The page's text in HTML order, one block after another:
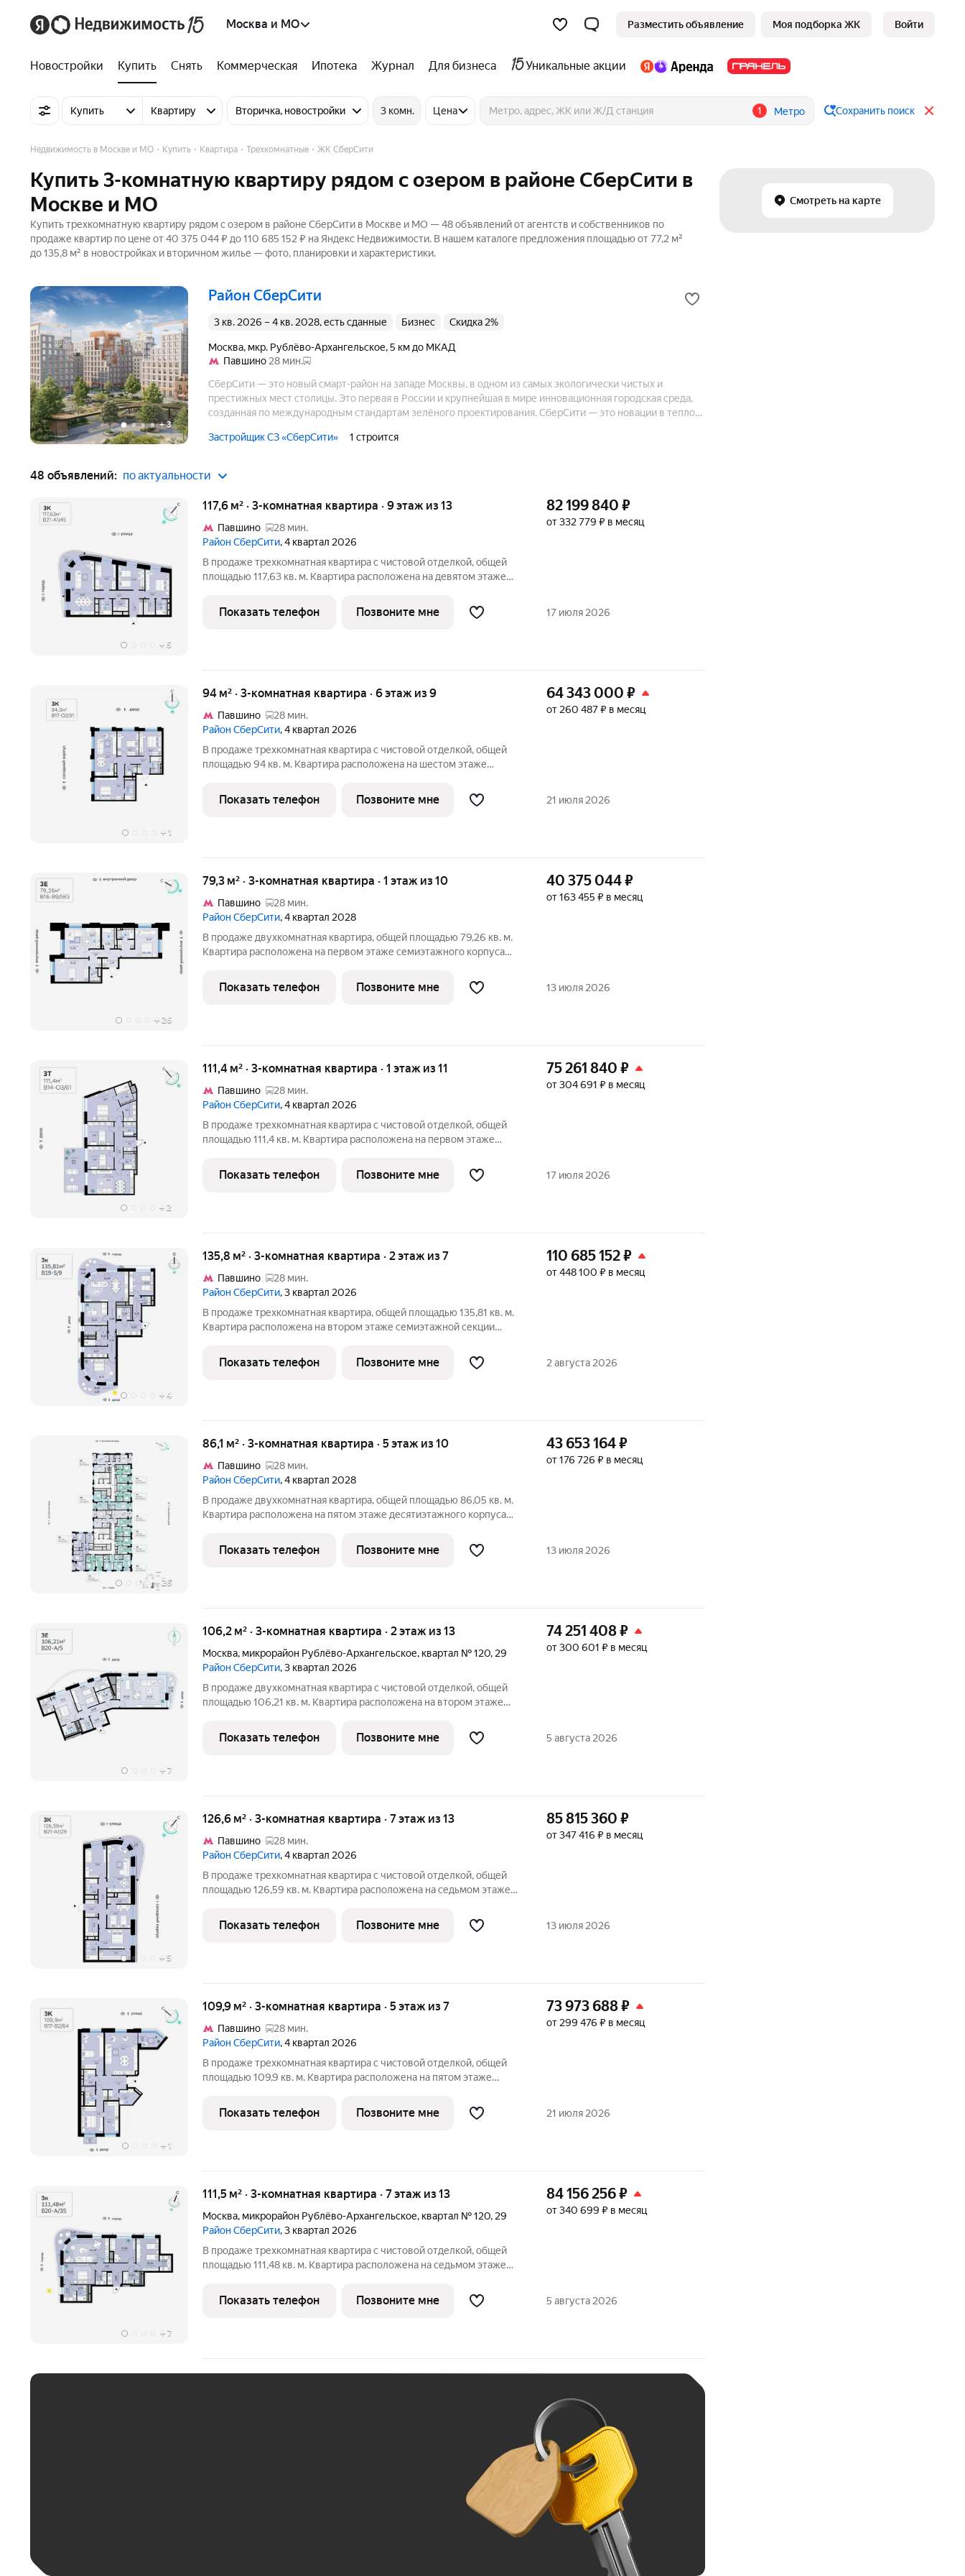
Москва и МО Разместить объявление Моя подборка ЖК Войти
Новостройки Купить Снять Коммерческая Ипотека Журнал Для бизнеса Уникальные акции
Купить Квартиру Вторичка, новостройки 3 комн. Цена 1 Метро Сохранить поиск
Смотреть на карте
Недвижимость в Москве и МО Купить Квартира Трехкомнатные ЖК СберСити
Купить 3-комнатную квартиру рядом с озером в районе СберСити в
Москве и МО
Купить трехкомнатную квартиру рядом с озером в районе СберСити в Москве и МО — 48 объявлений от агентств и собственников по
продаже квартир по цене от 40 375 044 ₽ до 110 685 152 ₽ на Яндекс Недвижимости. В нашем каталоге предложения площадью от 77,2 м²
до 135,8 м² в новостройках и вторичном жилье — фото, планировки и характеристики.
район СберСити
3 кв. 2026 – 4 кв. 2028, есть сданные бизнес Скидка 2%
Павшино 28 мин.
Москва, мкр. Рублёво-Архангельское,5 км до МКАД
СберСити — это новый смарт-район на западе Москвы, в одном из самых экологически чистых и
престижных мест столицы. Это первая в России и крупнейшая в мире инновационная городская среда,
созданная по международным стандартам зелёного проектирования. СберСити — это новации в тепло-
дом.
Застройщик СЗ «СберСити» 1 строится
+3
48 объявлений: по актуальности
+ 5
117,6 м² · 3-комнатная квартира · 9 этаж из 13
Павшино
28 мин.
Район СберСити, 4 квартал 2026
В продаже трехкомнатная квартира с чистовой отделкой, общей
площадью 117,63 кв. м. Квартира расположена на девятом этаже
районе СберСити, который строит Сбер. Дом находится на второй
береговой
82 199 840 ₽
от 332 779 ₽ в месяц
Показать телефон Позвоните мне 17 июля 2026
+ 1
94 м² · 3-комнатная квартира · 6 этаж из 9
Павшино
28 мин.
Район СберСити, 4 квартал 2026
В продаже трехкомнатная квартира с чистовой отделкой, общей
площадью 94 кв. м. Квартира расположена на шестом этаже
района СберСити, который строит Сбер. Всего в доме 48 квартир.
Квартал В17
64 343 000 ₽
от 260 487 ₽ в месяц
Показать телефон Позвоните мне 21 июля 2026
+ 26
79,3 м² · 3-комнатная квартира · 1 этаж из 10
Павшино
28 мин.
Район СберСити, 4 квартал 2028
В продаже двухкомнатная квартира, общей площадью 79,26 кв. м.
Квартира расположена на первом этаже семиэтажного корпуса
Сбер. Архитектуру квартала В16 создало итальянское бюро
ARCHEA
40 375 044₽
от 163 455 ₽ в месяц
Показать телефон Позвоните мне 13 июля 2026
+ 2
111,4 м² · 3-комнатная квартира · 1 этаж из 11
Павшино
28 мин.
Район СберСити, 4 квартал 2026
В продаже трехкомнатная квартира с чистовой отделкой, общей
площадью 111,4 кв. м. Квартира расположена на первом этаже
района СберСити, который строит Сбер. Архитектуру корпусов
квартала
75 261 840 ₽
от 304 691 ₽ в месяц
Показать телефон Позвоните мне 17 июля 2026
+ 4
135,8 м² · 3-комнатная квартира · 2 этаж из 7
Павшино
28 мин.
Район СберСити, 3 квартал 2026
В продаже трехкомнатная квартира, общей площадью 135,81 кв. м.
Квартира расположена на втором этаже семиэтажной секции
строит Сбер. Дом находится на первой береговой линии Москвы-
реки.
110 685 152₽
от 448 100 ₽ в месяц
Показать телефон Позвоните мне 2 августа 2026
+ 26
86,1 м² · 3-комнатная квартира · 5 этаж из 10
Павшино
28 мин.
Район СберСити, 4 квартал 2028
В продаже двухкомнатная квартира, общей площадью 86,05 кв. м.
Квартира расположена на пятом этаже десятиэтажного корпуса
Сбер. Архитектуру квартала В16 создало итальянское бюро
ARCHEA
43 653 164₽
от 176 726 ₽ в месяц
Показать телефон Позвоните мне 13 июля 2026
+ 7
106,2 м² · 3-комнатная квартира · 2 этаж из 13
Москва, микрорайон Рублёво-Архангельское, квартал № 120, 29
Район СберСити, 3 квартал 2026
В продаже двухкомнатная квартира с чистовой отделкой, общей
площадью 106,21 кв. м. Квартира расположена на втором этаже
СберСити, который строит Сбер. Дом находится на первой
береговой
74 251 408₽
от 300 601 ₽ в месяц
Показать телефон Позвоните мне 5 августа 2026
+ 5
126,6 м² · 3-комнатная квартира · 7 этаж из 13
Павшино
28 мин.
Район СберСити, 4 квартал 2026
В продаже трехкомнатная квартира с чистовой отделкой, общей
площадью 126,59 кв. м. Квартира расположена на седьмом этаже
районе СберСити, который строит Сбер. Дом находится на второй
береговой
85 815 360 ₽
от 347 416 ₽ в месяц
Показать телефон Позвоните мне 13 июля 2026
+ 1
109,9 м² · 3-комнатная квартира · 5 этаж из 7
Павшино
28 мин.
Район СберСити, 4 квартал 2026
В продаже трехкомнатная квартира с чистовой отделкой, общей
площадью 109,9 кв. м. Квартира расположена на пятом этаже
района СберСити, который строит Сбер. Всего в доме 103
квартиры.
73 973 688₽
от 299 476 ₽ в месяц
Показать телефон Позвоните мне 21 июля 2026
+ 7
111,5 м² · 3-комнатная квартира · 7 этаж из 13
Москва, микрорайон Рублёво-Архангельское, квартал № 120, 29
Район СберСити, 3 квартал 2026
В продаже трехкомнатная квартира с чистовой отделкой, общей
площадью 111,48 кв. м. Квартира расположена на седьмом этаже
СберСити, который строит Сбер. Дом находится на первой
береговой
84 156 256₽
от 340 699 ₽ в месяц
Показать телефон Позвоните мне 5 августа 2026